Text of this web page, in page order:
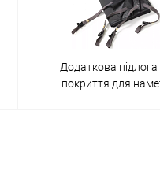
Додаткова підлога
покриття для